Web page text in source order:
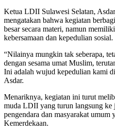
Ketua LDII Sulawesi Selatan,
mengatakan bahwa kegiatan
besar secara materi, namun
kebersamaan dan kepedulian sosial.
“Nilainya mungkin tak seberapa,
dengan sesama umat Muslim,
Ini adalah wujud kepedulian kami
Asdar.
Menariknya, kegiatan ini turut
muda LDII yang turun langsung ke
pengendara dan masyarakat umum
Kemerdekaan.